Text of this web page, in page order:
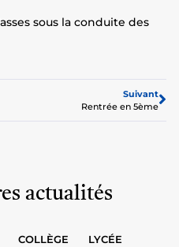
sous la conduite des
Suivant
Rentrée en 5ème
actualités
COLLÈGE LYCÉE